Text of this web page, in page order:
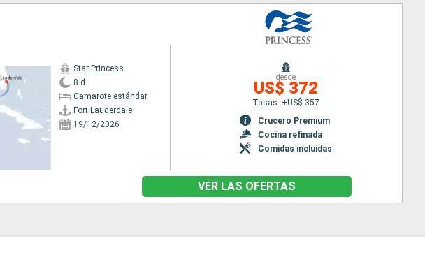
Star Princess
8 d
Camarote estándar
Fort Lauderdale
19/12/2026
desde
US$ 372
Tasas: +US$ 357
Crucero Premium
Cocina refinada
Comidas incluidas
VER LAS OFERTAS